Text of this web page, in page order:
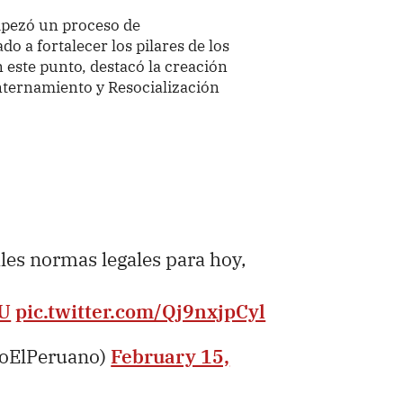
un proceso de
a fortalecer los pilares de los
punto, destacó la creación
y Resocialización
normas legales para hoy,
pic.twitter.com/Qj9nxjpCyl
February 15,